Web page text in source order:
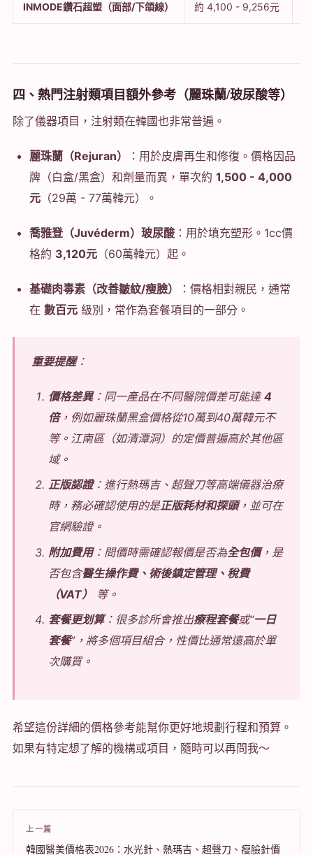
INMODE鑽石超塑（面部/下頜線） 約 4,100 - 9,256元
四、熱門注射類項目額外參考（麗珠蘭/玻尿酸等）
除了儀器項目，注射類在韓國也非常普遍。
麗珠蘭（Rejuran）
：用於皮膚再生和修復。價格因品
牌（白盒/黑盒）和劑量而異，單次約 1,500 - 4,000
元 （29萬 - 77萬韓元）。
喬雅登（Juvéderm）玻尿酸 ：用於填充塑形。1cc價
格約 3,120元 （60萬韓元）起。
基礎肉毒素（改善皺紋/瘦臉）
：價格相對親民，通常
在 數百元 級別，常作為套餐項目的一部分。
重要提醒：
價格差異：同一產品在不同醫院價差可能達4
倍，例如麗珠蘭黑盒價格從10萬到40萬韓元不
等。江南區（如清潭洞）的定價普遍高於其他區
域。
正版認證：進行熱瑪吉、超聲刀等高端儀器治療
時，務必確認使用的是正版耗材和探頭，並可在
官網驗證。
附加費用：問價時需確認報價是否為全包價，是
否包含醫生操作費、術後鎮定管理、稅費
（VAT）
等。
套餐更划算：很多診所會推出療程套餐或“一日
套餐”，將多個項目組合，性價比通常遠高於單
次購買。
希望這份詳細的價格參考能幫你更好地規劃行程和預算。
如果有特定想了解的機構或項目，隨時可以再問我～
上一篇
韓國醫美價格表2026：水光針、熱瑪吉、超聲刀、瘦臉針價